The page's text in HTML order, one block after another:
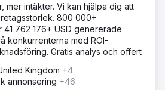
mer intäkter. Vi kan hjälpa dig att
800 000+
762 176+ USD genererade
konkurrenterna med ROI-
Gratis analys och offert
Kingdom +4
annonsering +46